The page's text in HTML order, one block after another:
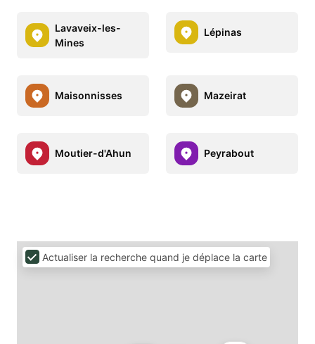
Lavaveix-les-
Mines
Lépinas
Maisonnisses Mazeirat
Moutier-d'Ahun Peyrabout
Actualiser la recherche quand je déplace la carte